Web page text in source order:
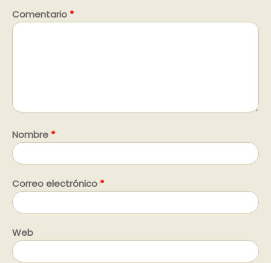
Comentario *
Nombre *
Correo electrónico *
Web